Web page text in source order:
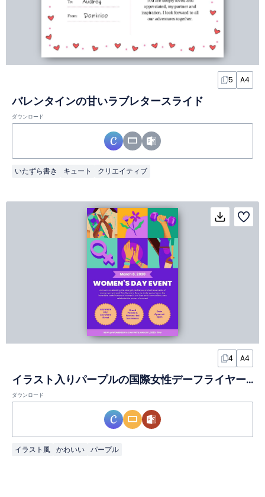
5 A4
バレンタインの甘いラブレタースライド
ダウンロード
いたずら書き キュート クリエイティブ
4 A4
イラスト入りパープルの国際女性デーフライヤースライド
ダウンロード
イラスト風 かわいい パープル